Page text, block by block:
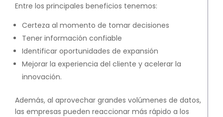
Entre los principales beneficios tenemos:
Certeza al momento de tomar decisiones
Tener información confiable
Identificar oportunidades de expansión
Mejorar la experiencia del cliente y acelerar la
innovación.
Además, al aprovechar grandes volúmenes de datos,
las empresas pueden reaccionar más rápido a los